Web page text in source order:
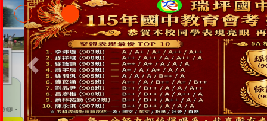
淨零綠生活教案入校路